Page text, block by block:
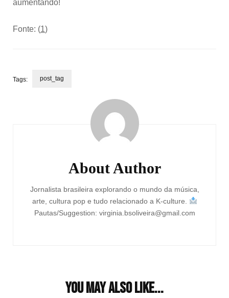
aumentando!
Fonte: (1)
Tags: post_tag
About Author
Jornalista brasileira explorando o mundo da música,
arte, cultura pop e tudo relacionado a K-culture.
Pautas/Suggestion: virginia.bsoliveira@gmail.com
You may also like...